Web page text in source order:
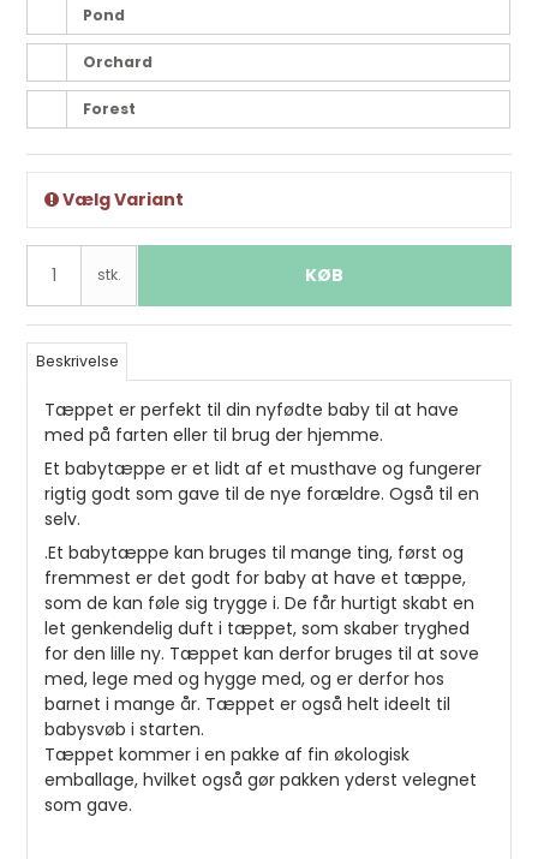
Pond
Orchard
Forest
Vælg Variant
stk. KØB
Beskrivelse
Tæppet er perfekt til din nyfødte baby til at have
med på farten eller til brug der hjemme.
Et babytæppe er et lidt af et musthave og fungerer
rigtig godt som gave til de nye forældre. Også til en
selv.
.Et babytæppe kan bruges til mange ting, først og
fremmest er det godt for baby at have et tæppe,
som de kan føle sig trygge i. De får hurtigt skabt en
let genkendelig duft i tæppet, som skaber tryghed
for den lille ny. Tæppet kan derfor bruges til at sove
med, lege med og hygge med, og er derfor hos
barnet i mange år. Tæppet er også helt ideelt til
babysvøb i starten.
Tæppet kommer i en pakke af fin økologisk
emballage, hvilket også gør pakken yderst velegnet
som gave.